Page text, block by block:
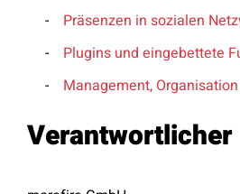
Präsenzen in sozialen
Plugins und eingebettete
Management,
Verantwortlicher